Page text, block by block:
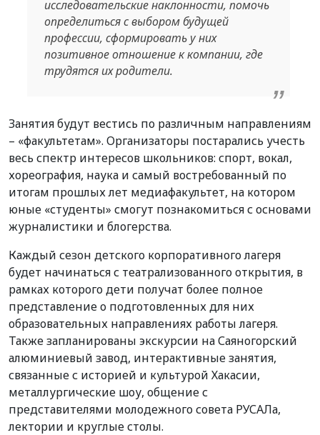
исследовательские наклонности, помочь
определиться с выбором будущей
профессии, сформировать у них
позитивное отношение к компании, где
трудятся их родители.
Занятия будут вестись по различным направлениям
– «факультетам». Организаторы постарались учесть
весь спектр интересов школьников: спорт, вокал,
хореография, наука и самый востребованный по
итогам прошлых лет медиафакультет, на котором
юные «студенты» смогут познакомиться с основами
журналистики и блогерства.
Каждый сезон детского корпоративного лагеря
будет начинаться с театрализованного открытия, в
рамках которого дети получат более полное
представление о подготовленных для них
образовательных направлениях работы лагеря.
Также запланированы экскурсии на Саяногорский
алюминиевый завод, интерактивные занятия,
связанные с историей и культурой Хакасии,
металлургические шоу, общение с
представителями молодежного совета РУСАЛа,
лектории и круглые столы.